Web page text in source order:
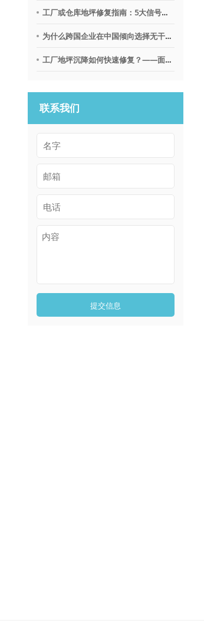
工厂或仓库地坪修复指南：5大信号提示需要地质聚合物技术
为什么跨国企业在中国倾向选择无干扰地基修复沉降技术？
工厂地坪沉降如何快速修复？——面向不停产环境的解决思路
联系我们
提交信息